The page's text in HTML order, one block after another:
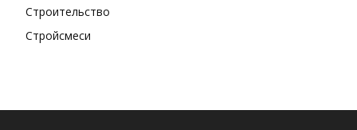
Строительство
Стройсмеси